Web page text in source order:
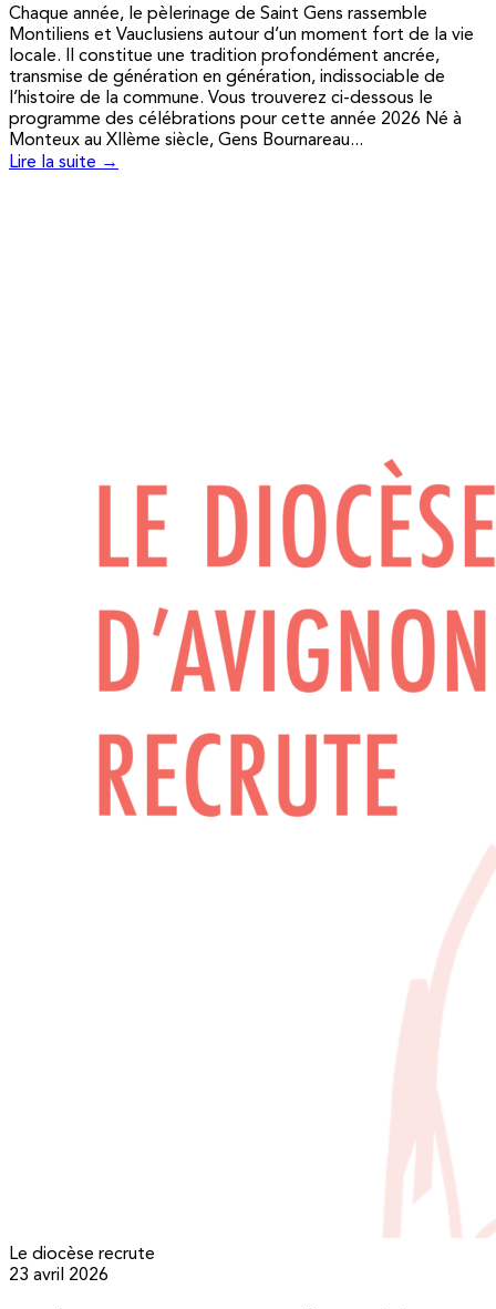
Chaque année, le pèlerinage de Saint Gens rassemble
Montiliens et Vauclusiens autour d’un moment fort de la vie
locale. Il constitue une tradition profondément ancrée,
transmise de génération en génération, indissociable de
l’histoire de la commune. Vous trouverez ci-dessous le
programme des célébrations pour cette année 2026 Né à
Monteux au XIIème siècle, Gens Bournareau...
Lire la suite →
Le diocèse recrute
23 avril 2026